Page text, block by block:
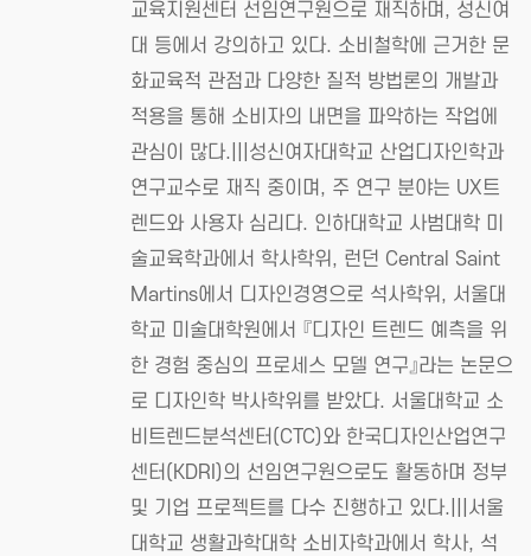
교육지원센터 선임연구원으로 재직하며, 성신여
대 등에서 강의하고 있다. 소비철학에 근거한 문
화교육적 관점과 다양한 질적 방법론의 개발과
적용을 통해 소비자의 내면을 파악하는 작업에
관심이 많다.|||성신여자대학교 산업디자인학과
연구교수로 재직 중이며, 주 연구 분야는 UX트
렌드와 사용자 심리다. 인하대학교 사범대학 미
술교육학과에서 학사학위, 런던 Central Saint
Martins에서 디자인경영으로 석사학위, 서울대
학교 미술대학원에서 『디자인 트렌드 예측을 위
한 경험 중심의 프로세스 모델 연구』라는 논문으
로 디자인학 박사학위를 받았다. 서울대학교 소
비트렌드분석센터(CTC)와 한국디자인산업연구
센터(KDRI)의 선임연구원으로도 활동하며 정부
및 기업 프로젝트를 다수 진행하고 있다.|||서울
대학교 생활과학대학 소비자학과에서 학사, 석